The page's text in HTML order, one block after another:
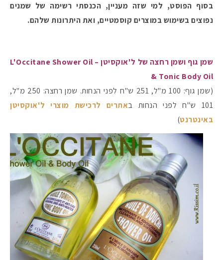
בסוף הפוסט, למי שזה מעניין, הכנסתי רשימה של שמנים
נפוצים בשימוש במוצרים קוסמטיים, ואת היתרונות שלהם.
שמן גוף ושמן רחצה של ל'אוקסיטן – L'Occitane Shower Oil
& Tonic Body Oil
(שמן גוף: 100 מ"ל, 251 ש"ח לפני הנחות. שמן רחצה: 250 מ"ל,
101 ש"ח לפני הנחות ב
אתרים לרכישת מוצרי ל'אוקסיטן
באינטרנט)